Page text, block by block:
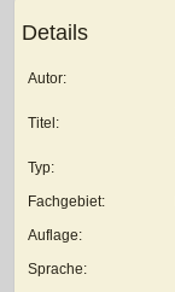
Details
Autor:
Titel:
Typ:
Fachgebiet:
Auflage:
Sprache: